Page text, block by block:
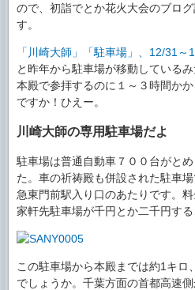
ので、初詣でとか花火大会のブロ
す。
「川崎大師」「駐車場」、12/31
と昨年から駐車場が移動している
本殿で参拝するのに１～３時間か
ですか！ひえー。
川崎大師の専用駐車場だよ
駐車場は普通自動車７００台がと
た。車の祈祷殿も併設された駐車
急東門前駅入り口のあたりです。
家軒先駐車場が千円とか二千円す
この駐車場から本殿までは約1キロ
でしょうか。千葉方面の首都高速